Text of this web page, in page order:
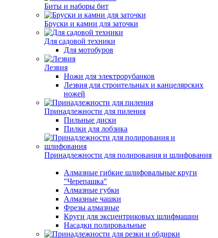
Биты и наборы бит
Бруски и камни для заточки
Для садовой техники
Для мотобуров
Лезвия
Ножи для электрорубанков
Лезвия для строительных и канцелярских
ножей
Принадлежности для пиления
Пильные диски
Пилки для лобзика
Принадлежности для полирования и шлифования
Алмазные гибкие шлифовальные круги
"Черепашка"
Алмазные губки
Алмазные чашки
Фрезы алмазные
Круги для эксцентриковых шлифмашин
Насадки полировальные